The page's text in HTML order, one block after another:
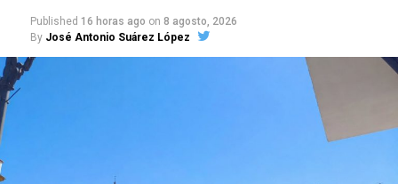
Published 16 horas ago on 8 agosto, 2026
By José Antonio Suárez López